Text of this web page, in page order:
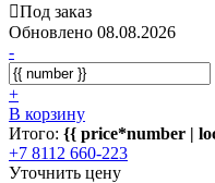
Под заказ
Обновлено 08.08.2026
-
+
В корзину
Итого: {{ price*number |
+7 8112 660-223
Уточнить цену